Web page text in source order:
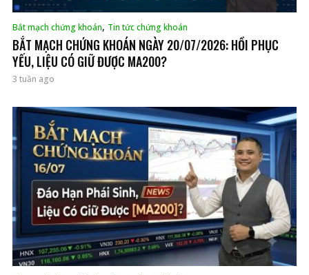
Bắt mạch chứng khoán, Tin tức chứng khoán
BẮT MẠCH CHỨNG KHOÁN NGÀY 20/07/2026: HỒI PHỤC
YẾU, LIỆU CÓ GIỮ ĐƯỢC MA200?
3 tuần ago